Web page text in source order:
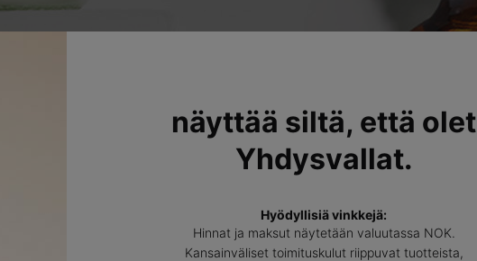
näyttää siltä, että olet
Yhdysvallat.
Hyödyllisiä vinkkejä:
Hinnat ja maksut näytetään valuutassa NOK.
Kansainväliset toimituskulut riippuvat tuotteista,